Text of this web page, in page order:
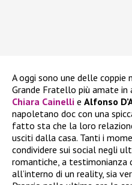
A oggi sono une delle coppie
Grande Fratello più amate
Chiara Cainelli e Alfonso
napoletano doc con una
fatto sta che la loro
usciti dalla casa. Tanti i
condividere sui social negli
romantiche, a testimonianza
all’interno di un reality, sia